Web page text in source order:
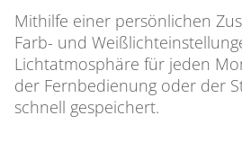
Mithilfe einer persönlichen
Farb- und
Lichtatmosphäre für jeden
der Fernbedienung oder der
schnell gespeichert.